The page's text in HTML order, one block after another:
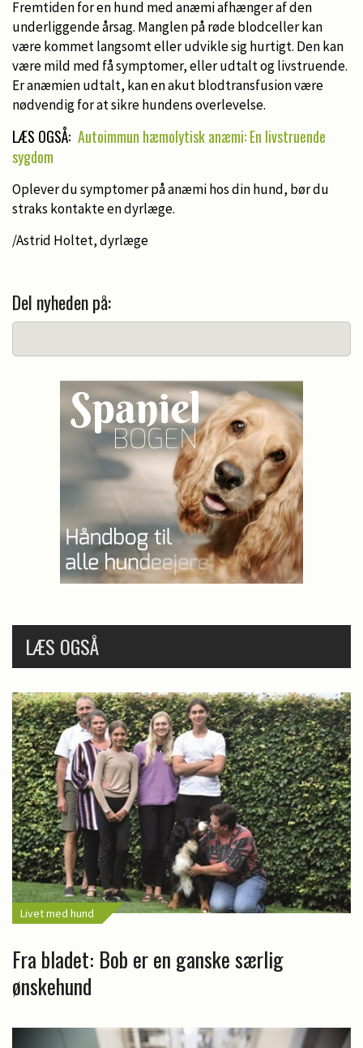
Fremtiden for en hund med anæmi afhænger af den
underliggende årsag. Manglen på røde blodceller kan
være kommet langsomt eller udvikle sig hurtigt. Den kan
være mild med få symptomer, eller udtalt og livstruende.
Er anæmien udtalt, kan en akut blodtransfusion være
nødvendig for at sikre hundens overlevelse.
LÆS OGSÅ: Autoimmun hæmolytisk anæmi: En livstruende
sygdom
Oplever du symptomer på anæmi hos din hund, bør du
straks kontakte en dyrlæge.
/Astrid Holtet, dyrlæge
Del nyheden på:
LÆS OGSÅ
Livet med hund
Fra bladet: Bob er en ganske særlig
ønskehund